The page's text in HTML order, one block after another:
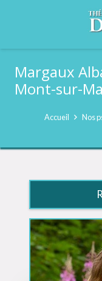
Margaux
Mont-sur-
Accueil Nos